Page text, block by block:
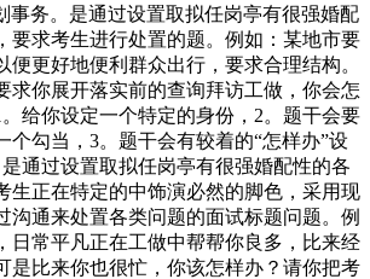
事务。是通过设置取拟任岗亭有很强婚配
要求考生进行处置的题。例如：某地市要
便更好地便利群众出行，要求合理结构。
求你展开落实前的查询拜访工做，你会怎
给你设定一个特定的身份，2。题干会要
个勾当，3。题干会有较着的“怎样办”设
通过设置取拟任岗亭有很强婚配性的各
生正在特定的中饰演必然的脚色，采用现
沟通来处置各类问题的面试标题问题。例
日常平凡正在工做中帮帮你良多，比来经
是比来你也很忙，你该怎样办？请你把考